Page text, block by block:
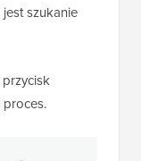
szukanie
proces.